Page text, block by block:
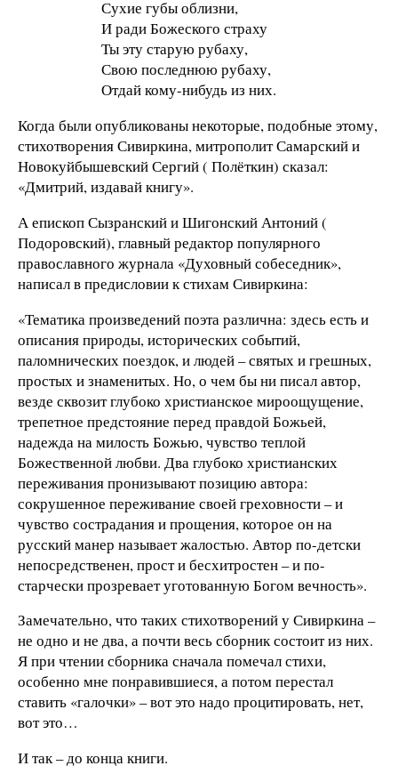
Сухие губы облизни,
И ради Божеского страху
Ты эту старую рубаху,
Свою последнюю рубаху,
Отдай кому-нибудь из них.
Когда были опубликованы некоторые, подобные этому,
стихотворения Сивиркина, митрополит Самарский и
Новокуйбышевский Сергий ( Полёткин) сказал:
«Дмитрий, издавай книгу».
А епископ Сызранский и Шигонский Антоний (
Подоровский), главный редактор популярного
православного журнала «Духовный собеседник»,
написал в предисловии к стихам Сивиркина:
«Тематика произведений поэта различна: здесь есть и
описания природы, исторических событий,
паломнических поездок, и людей – святых и грешных,
простых и знаменитых. Но, о чем бы ни писал автор,
везде сквозит глубоко христианское мироощущение,
трепетное предстояние перед правдой Божьей,
надежда на милость Божью, чувство теплой
Божественной любви. Два глубоко христианских
переживания пронизывают позицию автора:
сокрушенное переживание своей греховности – и
чувство сострадания и прощения, которое он на
русский манер называет жалостью. Автор по-детски
непосредственен, прост и бесхитростен – и по-
старчески прозревает уготованную Богом вечность».
Замечательно, что таких стихотворений у Сивиркина –
не одно и не два, а почти весь сборник состоит из них.
Я при чтении сборника сначала помечал стихи,
особенно мне понравившиеся, а потом перестал
ставить «галочки» – вот это надо процитировать, нет,
вот это…
И так – до конца книги.